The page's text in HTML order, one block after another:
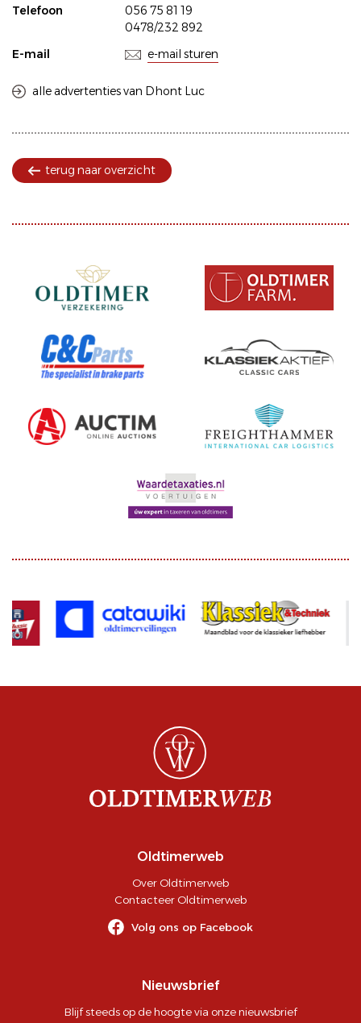
Telefoon
056 75 81 19
0478/232 892
E-mail
e-mail sturen
alle advertenties van Dhont Luc
terug naar overzicht
Oldtimerweb
Over Oldtimerweb
Contacteer Oldtimerweb
Volg ons op Facebook
Nieuwsbrief
Blijf steeds op de hoogte via onze nieuwsbrief